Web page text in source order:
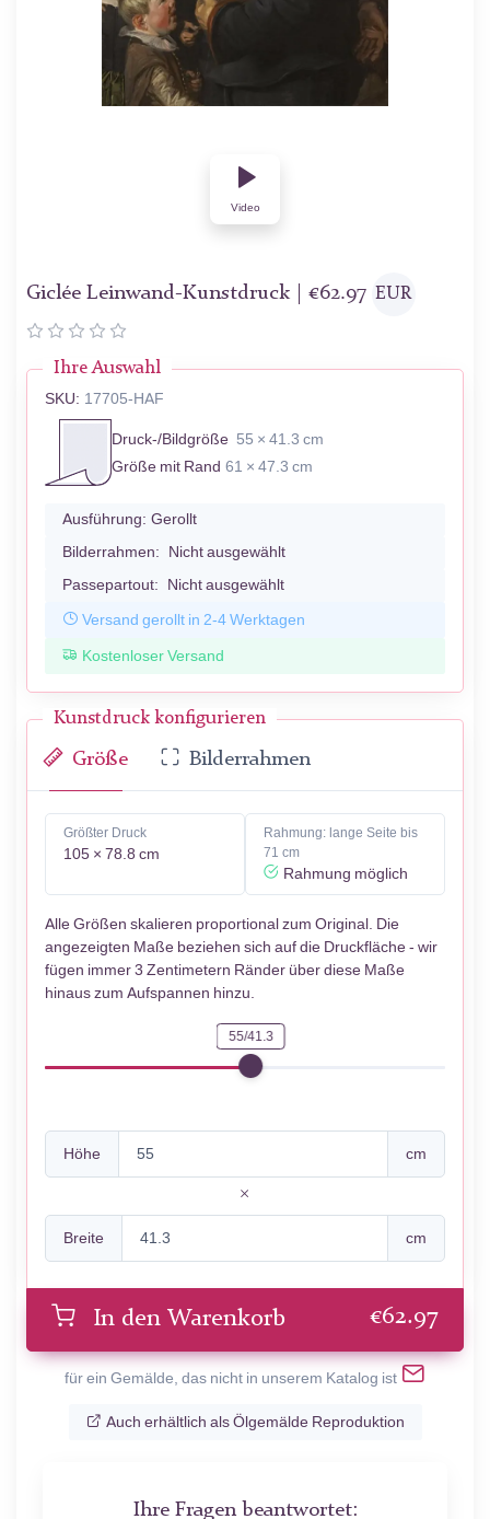
Video
Giclée Leinwand-Kunstdruck | €62.97 EUR
Ihre Auswahl
SKU: 17705-HAF
Druck-/Bildgröße 55 × 41.3 cm
Größe mit Rand 61 × 47.3 cm
Ausführung: Gerollt
Bilderrahmen: Nicht ausgewählt
Passepartout: Nicht ausgewählt
Versand gerollt in 2-4 Werktagen
Kostenloser Versand
Kunstdruck konfigurieren
Größe Bilderrahmen
Größter Druck
105 × 78.8 cm
Rahmung: lange Seite bis
71 cm
Rahmung möglich
Alle Größen skalieren proportional zum Original. Die
angezeigten Maße beziehen sich auf die Druckfläche - wir
fügen immer 3 Zentimetern Ränder über diese Maße
hinaus zum Aufspannen hinzu.
55/41.3
Höhe cm
Breite cm
In den Warenkorb €62.97
für ein Gemälde, das nicht in unserem Katalog ist
Auch erhältlich als Ölgemälde Reproduktion
Ihre Fragen beantwortet: